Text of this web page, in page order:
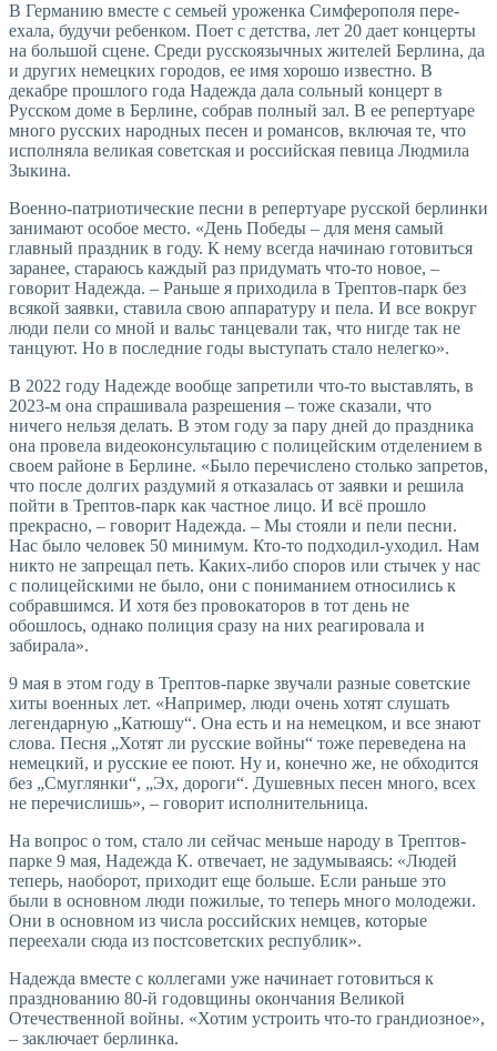
В Германию вместе с семьей уроженка Симферополя пере­
ехала, будучи ребенком. Поет с детства, лет 20 дает концерты
на большой сцене. Среди русскоязычных жителей Берлина, да
и других немецких городов, ее имя хорошо известно. В
декабре прошлого года Надежда дала сольный концерт в
Русском доме в Берлине, собрав полный зал. В ее репертуаре
много русских народных песен и романсов, включая те, что
исполняла великая советская и российская певица Людмила
Зыкина.
Военно-патриотические песни в репертуаре русской берлинки
занимают особое место. «День Победы – для меня самый
главный праздник в году. К нему всегда начинаю готовиться
заранее, стараюсь каждый раз придумать что-то новое, –
говорит Надежда. – Раньше я приходила в Трептов-парк без
всякой заявки, ставила свою аппаратуру и пела. И все вокруг
люди пели со мной и вальс танцевали так, что нигде так не
танцуют. Но в последние годы выступать стало нелегко».
В 2022 году Надежде вообще запретили что-то выставлять, в
2023-м она спрашивала разрешения – тоже сказали, что
ничего нельзя делать. В этом году за пару дней до праздника
она провела видеоконсультацию с полицейским отделением в
своем районе в Берлине. «Было перечислено столько запретов,
что после долгих раздумий я отказалась от заявки и решила
пойти в Трептов-парк как частное лицо. И всё прошло
прекрасно, – говорит Надежда. – Мы стояли и пели песни.
Нас было человек 50 минимум. Кто-то подходил-­уходил. Нам
никто не запрещал петь. Каких-либо споров или стычек у нас
с полицейскими не было, они с пониманием относились к
собравшимся. И хотя без провокаторов в тот день не
обошлось, однако полиция сразу на них реагировала и
забирала».
9 мая в этом году в Трептов-парке звучали разные советские
хиты военных лет. «Например, люди очень хотят слушать
легендарную „Катюшу“. Она есть и на немецком, и все знают
слова. Песня „Хотят ли русские войны“ тоже переведена на
немецкий, и русские ее поют. Ну и, конечно же, не обходится
без „Смуглянки“, „Эх, дороги“. Душевных песен много, всех
не перечислишь», – говорит исполнительница.
На вопрос о том, стало ли сейчас меньше народу в Трептов-
парке 9 мая, Надежда К. отвечает, не задумываясь: «Людей
теперь, наоборот, приходит еще больше. Если раньше это
были в основном люди пожилые, то теперь много молодежи.
Они в основном из числа российских немцев, которые
переехали сюда из постсоветских республик».
Надежда вместе с коллегами уже начинает готовиться к
празднованию 80-й годовщины окончания Великой
Отечественной войны. «Хотим устроить что-то грандиозное»,
– заключает берлинка.